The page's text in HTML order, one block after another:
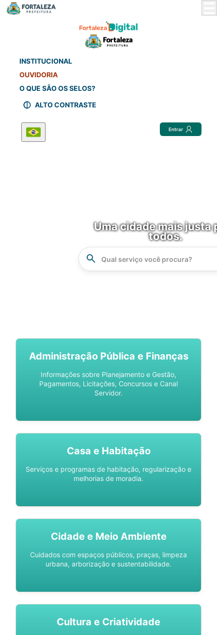
INSTITUCIONAL
OUVIDORIA
O QUE SÃO OS SELOS?
ALTO CONTRASTE
Entrar
Uma cidade mais justa
todos.
Administração Pública e Finanças
Informações sobre Planejamento e Gestão,
Pagamentos, Licitações, Concursos e Canal
Servidor.
Casa e Habitação
Serviços e programas de habitação, regularização e
melhorias de moradia.
Cidade e Meio Ambiente
Cuidados com espaços públicos, praças, limpeza
urbana, arborização e sustentabilidade.
Cultura e Criatividade